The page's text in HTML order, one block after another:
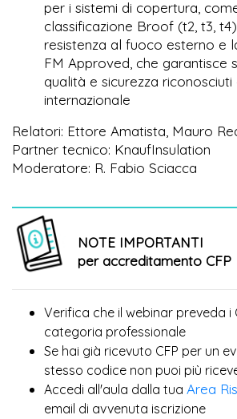
per i sistemi di copertura,
classificazione Broof (t2, t3,
resistenza al fuoco esterno e
FM Approved, che garantisce
qualità e sicurezza
internazionale
Relatori: Ettore Amatista, Mauro
Partner tecnico: KnaufInsulation
Moderatore: R. Fabio Sciacca
NOTE IMPORTANTI
per accreditamento CFP
Verifica che il webinar preveda i
categoria professionale
Se hai già ricevuto CFP per un
stesso codice non puoi più
Accedi all'aula dalla tua Area
email di avvenuta iscrizione